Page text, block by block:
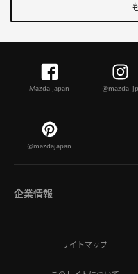
Mazda Japan @mazda_jp
@mazdajapan
企業情報
マツダについてサイトマップ